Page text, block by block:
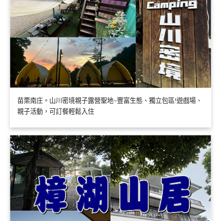
苗栗南庄。山川密境親子露營聖地~豐富生態、獨立包區!遊戲場、
親子活動，可訂餐輕鬆入住